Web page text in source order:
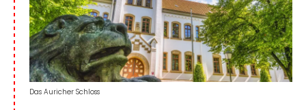
Das Auricher Schloss